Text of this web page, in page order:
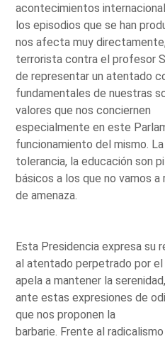
acontecimientos
los episodios que se han
nos afecta muy
terrorista contra el profesor
de representar un atentado
fundamentales de nuestras
valores que nos conciernen
especialmente en este
funcionamiento del mismo.
tolerancia, la educación son
básicos a los que no vamos a
de amenaza.
Esta Presidencia expresa su
al atentado perpetrado por
apela a mantener la
ante estas expresiones de
que nos proponen la
barbarie. Frente al